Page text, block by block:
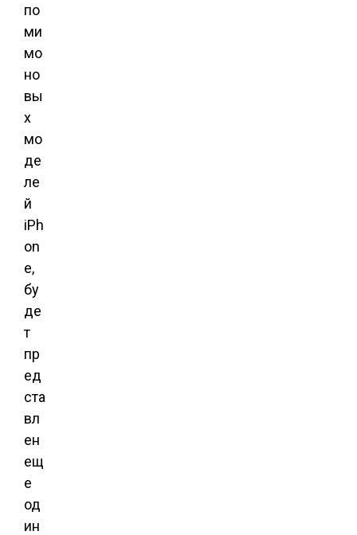
по
ми
мо
но
вы
х
мо
де
ле
й
iPh
on
e,
бу
де
т
пр
ед
ста
вл
ен
ещ
е
од
ин